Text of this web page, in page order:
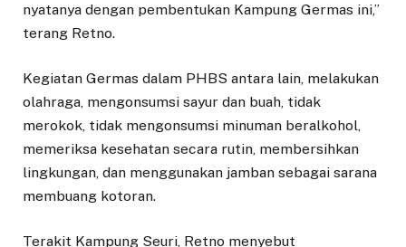
nyatanya dengan pembentukan Kampung Germas ini,”
terang Retno.
Kegiatan Germas dalam PHBS antara lain, melakukan
olahraga, mengonsumsi sayur dan buah, tidak
merokok, tidak mengonsumsi minuman beralkohol,
memeriksa kesehatan secara rutin, membersihkan
lingkungan, dan menggunakan jamban sebagai sarana
membuang kotoran.
Terakit Kampung Seuri, Retno menyebut